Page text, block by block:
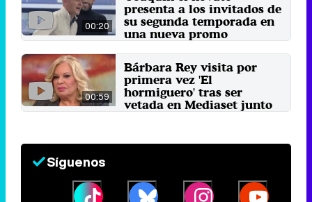
00:20
presenta a los invitados de
su segunda temporada en
una nueva promo
00:59
Bárbara Rey visita por
primera vez 'El
hormiguero' tras ser
vetada en Mediaset junto
Síguenos